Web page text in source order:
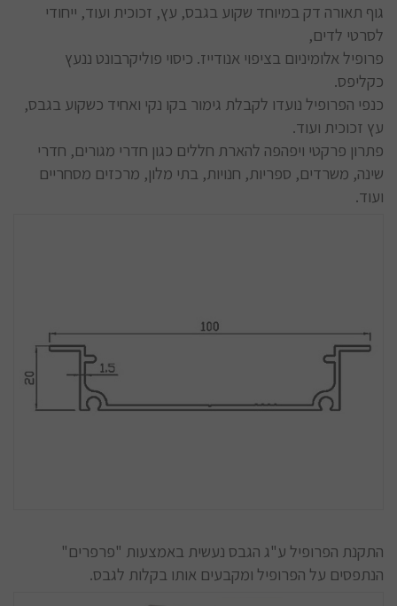
גוף תאורה דק במיוחד שקוע בגבס, עץ, זכוכית ועוד, ייחודי
לסרטי לדים,
פרופיל אלומיניום בציפוי אנודייז. כיסוי פוליקרבונט ננעץ
כקליפס.
כנפי הפרופיל נועדו לקבלת גימור בקו נקי ואחיד כשקוע בגבס,
עץ זכוכית ועוד.
פתרון פרקטי ויפהפה להארת חללים כגון חדרי מגורים, חדרי
שינה, משרדים, ספריות, חנויות, בתי מלון, מרכזים מסחריים
ועוד.
התקנת הפרופיל ע"ג הגבס נעשית באמצעות "פרפרים"
הנתפסים על הפרופיל ומקבעים אותו בקלות לגבס.